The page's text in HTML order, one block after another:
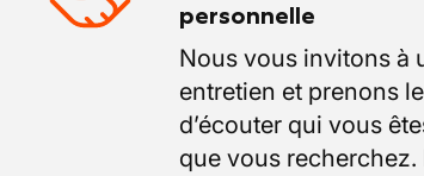
personnelle
Nous vous invitons à
entretien et prenons
d’écouter qui vous
que vous recherchez.